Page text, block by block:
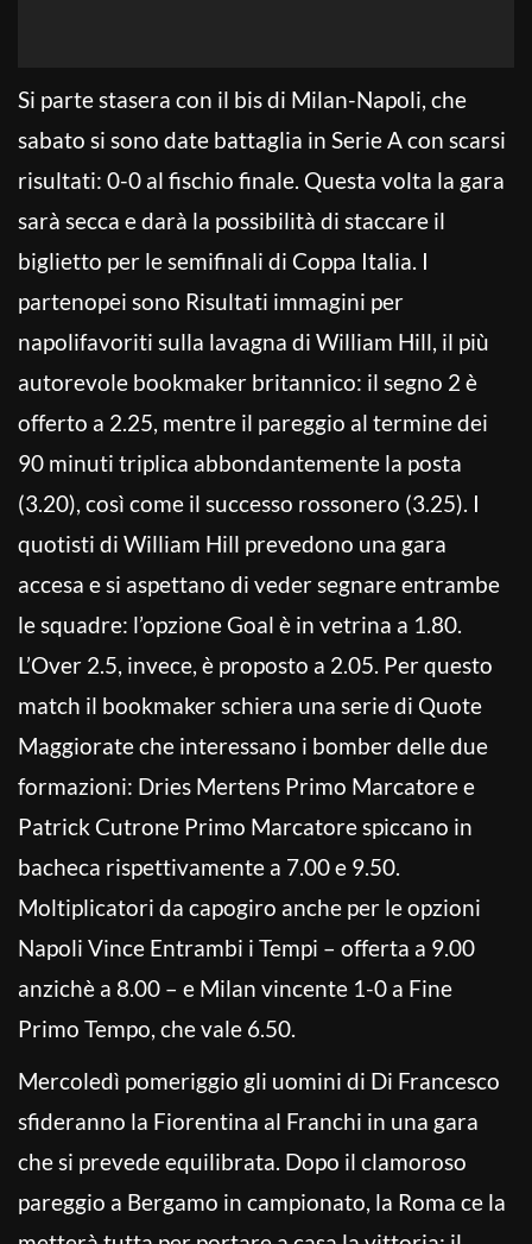
Si parte stasera con il bis di Milan-Napoli, che
sabato si sono date battaglia in Serie A con scarsi
risultati: 0-0 al fischio finale. Questa volta la gara
sarà secca e darà la possibilità di staccare il
biglietto per le semifinali di Coppa Italia. I
partenopei sono Risultati immagini per
napolifavoriti sulla lavagna di William Hill, il più
autorevole bookmaker britannico: il segno 2 è
offerto a 2.25, mentre il pareggio al termine dei
90 minuti triplica abbondantemente la posta
(3.20), così come il successo rossonero (3.25). I
quotisti di William Hill prevedono una gara
accesa e si aspettano di veder segnare entrambe
le squadre: l’opzione Goal è in vetrina a 1.80.
L’Over 2.5, invece, è proposto a 2.05. Per questo
match il bookmaker schiera una serie di Quote
Maggiorate che interessano i bomber delle due
formazioni: Dries Mertens Primo Marcatore e
Patrick Cutrone Primo Marcatore spiccano in
bacheca rispettivamente a 7.00 e 9.50.
Moltiplicatori da capogiro anche per le opzioni
Napoli Vince Entrambi i Tempi – offerta a 9.00
anzichè a 8.00 – e Milan vincente 1-0 a Fine
Primo Tempo, che vale 6.50.
Mercoledì pomeriggio gli uomini di Di Francesco
sfideranno la Fiorentina al Franchi in una gara
che si prevede equilibrata. Dopo il clamoroso
pareggio a Bergamo in campionato, la Roma ce la